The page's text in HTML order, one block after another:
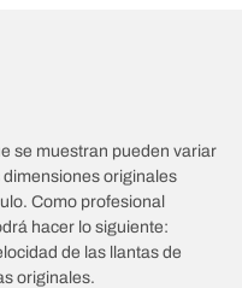
se muestran pueden variar
dimensiones originales
Como profesional
hacer lo siguiente:
de las llantas de
originales.